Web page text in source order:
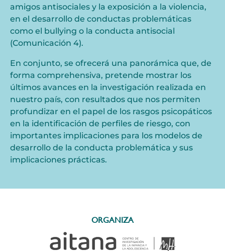
amigos antisociales y la exposición a la violencia,
en el desarrollo de conductas problemáticas
como el bullying o la conducta antisocial
(Comunicación 4).
En conjunto, se ofrecerá una panorámica que, de
forma comprehensiva, pretende mostrar los
últimos avances en la investigación realizada en
nuestro país, con resultados que nos permiten
profundizar en el papel de los rasgos psicopáticos
en la identificación de perfiles de riesgo, con
importantes implicaciones para los modelos de
desarrollo de la conducta problemática y sus
implicaciones prácticas.
ORGANIZA